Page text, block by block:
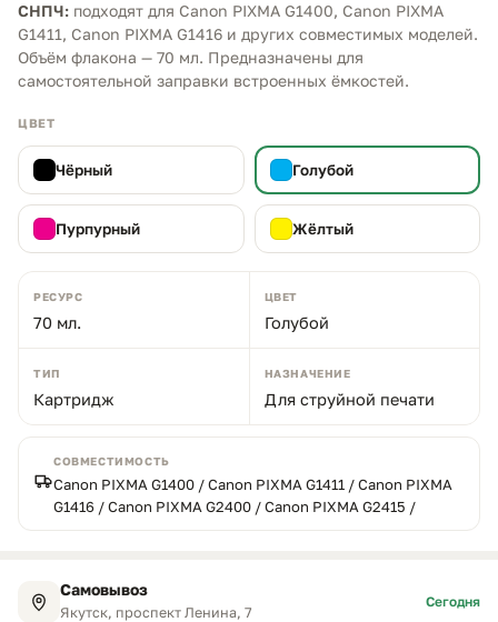
СНПЧ: подходят для Canon PIXMA G1400, Canon PIXMA
G1411, Canon PIXMA G1416 и других совместимых моделей.
Объём флакона — 70 мл. Предназначены для
самостоятельной заправки встроенных ёмкостей.
ЦВЕТ
Чёрный Голубой
Пурпурный Жёлтый
РЕСУРС
70 мл.
ЦВЕТ
Голубой
ТИП
Картридж
НАЗНАЧЕНИЕ
Для струйной печати
СОВМЕСТИМОСТЬ
Canon PIXMA G1400 / Canon PIXMA G1411 / Canon PIXMA
G1416 / Canon PIXMA G2400 / Canon PIXMA G2415 /
Самовывоз
Якутск, проспект Ленина, 7
Сегодня